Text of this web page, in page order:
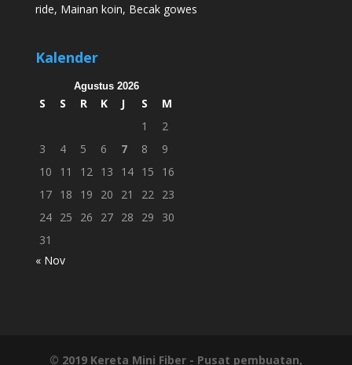
ride, Mainan koin, Becak gowes
Kalender
Agustus 2026
S S R K J S
M
1
2
3
4 5 6 7 8
9
10
11 12 13 14 15
16
17 18 19 20 21 22
23
24 25 26 27 28 29
30
31
« Nov
© 2019 Kereta Mini Fiber- Pusat pembuatan,